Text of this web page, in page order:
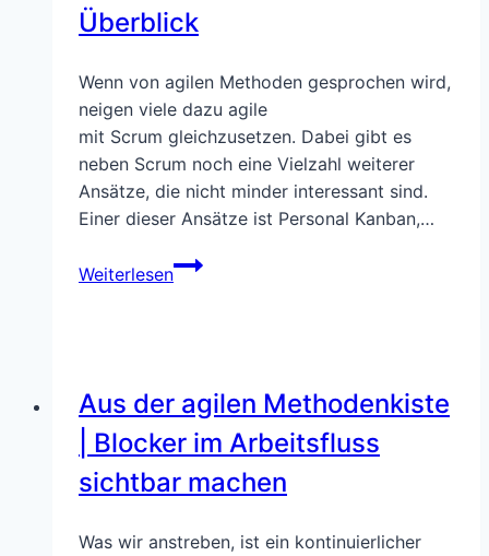
Überblick
Wenn von agilen Methoden gesprochen wird,
neigen viele dazu agile
mit Scrum gleichzusetzen. Dabei gibt es
neben Scrum noch eine Vielzahl weiterer
Ansätze, die nicht minder interessant sind.
Einer dieser Ansätze ist Personal Kanban,…
Weiterlesen
Agile
Teamorganisation
–
Überblick
Aus der agilen Methodenkiste
| Blocker im Arbeitsfluss
sichtbar machen
Was wir anstreben, ist ein kontinuierlicher